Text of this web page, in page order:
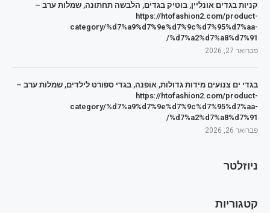
קניות בגדים אונליין, בוטיק בגדים, הלבשה תחתונה, שמלות ערב –
https://htofashion2.com/product-
category/%d7%a9%d7%9e%d7%9c%d7%95%d7%aa-
%d7%a2%d7%a8%d7%91/
פברואר 27, 2026
בגדי ים צנועים מידות גדולות, אופנה, בגדי ספורט לילדים, שמלות ערב –
https://htofashion2.com/product-
category/%d7%a9%d7%9e%d7%9c%d7%95%d7%aa-
%d7%a2%d7%a8%d7%91/
פברואר 26, 2026
ניוזלטר
קטגוריות